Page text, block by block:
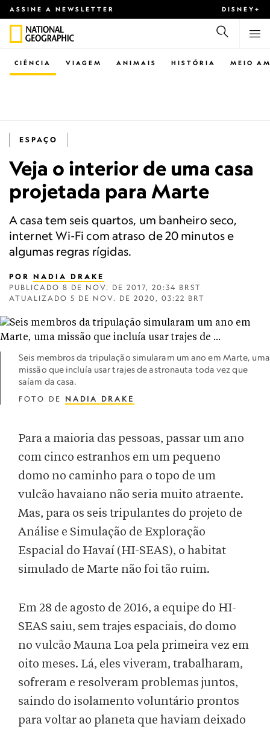
ASSINE A NEWSLETTER DISNEY+
CIÊNCIA VIAGEM ANIMAIS HISTÓRIA MEIO
ESPAÇO
Veja o interior de uma casa
projetada para Marte
A casa tem seis quartos, um banheiro seco,
internet Wi-Fi com atraso de 20 minutos e
algumas regras rígidas.
POR NADIA DRAKE
PUBLICADO 8 DE NOV. DE 2017, 20:34 BRST
ATUALIZADO 5 DE NOV. DE 2020, 03:22 BRT
Seis membros da tripulação simularam um ano em Marte, uma
missão que incluía usar trajes de astronauta toda vez que
saíam da casa.
FOTO DE NADIA DRAKE
Para a maioria das pessoas, passar um ano
com cinco estranhos em um pequeno
domo no caminho para o topo de um
vulcão havaiano não seria muito atraente.
Mas, para os seis tripulantes do projeto de
Análise e Simulação de Exploração
Espacial do Havaí (HI-SEAS), o habitat
simulado de Marte não foi tão ruim.
Em 28 de agosto de 2016, a equipe do HI-
SEAS saiu, sem trajes espaciais, do domo
no vulcão Mauna Loa pela primeira vez em
oito meses. Lá, eles viveram, trabalharam,
sofreram e resolveram problemas juntos,
saindo do isolamento voluntário prontos
para voltar ao planeta que haviam deixado